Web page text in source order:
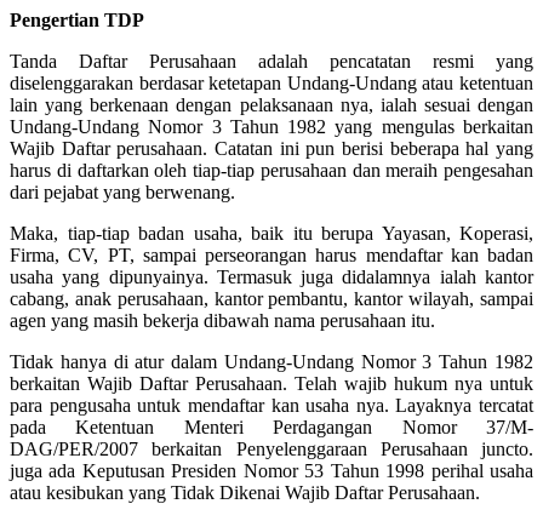
Pengertian TDP
Tanda Daftar Perusahaan adalah pencatatan resmi yang
diselenggarakan berdasar ketetapan Undang-Undang atau ketentuan
lain yang berkenaan dengan pelaksanaan nya, ialah sesuai dengan
Undang-Undang Nomor 3 Tahun 1982 yang mengulas berkaitan
Wajib Daftar perusahaan. Catatan ini pun berisi beberapa hal yang
harus di daftarkan oleh tiap-tiap perusahaan dan meraih pengesahan
dari pejabat yang berwenang.
Maka, tiap-tiap badan usaha, baik itu berupa Yayasan, Koperasi,
Firma, CV, PT, sampai perseorangan harus mendaftar kan badan
usaha yang dipunyainya. Termasuk juga didalamnya ialah kantor
cabang, anak perusahaan, kantor pembantu, kantor wilayah, sampai
agen yang masih bekerja dibawah nama perusahaan itu.
Tidak hanya di atur dalam Undang-Undang Nomor 3 Tahun 1982
berkaitan Wajib Daftar Perusahaan. Telah wajib hukum nya untuk
para pengusaha untuk mendaftar kan usaha nya. Layaknya tercatat
pada Ketentuan Menteri Perdagangan Nomor 37/M-
DAG/PER/2007 berkaitan Penyelenggaraan Perusahaan juncto.
juga ada Keputusan Presiden Nomor 53 Tahun 1998 perihal usaha
atau kesibukan yang Tidak Dikenai Wajib Daftar Perusahaan.